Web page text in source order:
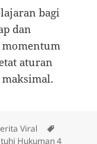
bagi
dan
momentum
aturan
Viral
Hukuman 4